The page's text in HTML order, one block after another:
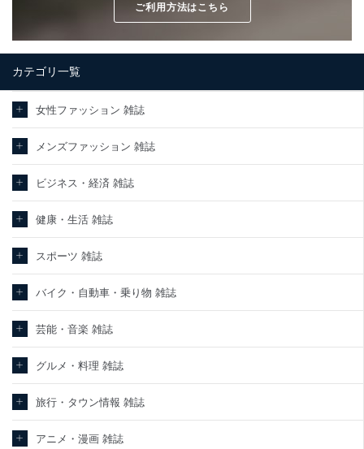
ご利用方法はこちら
カテゴリ一覧
女性ファッション 雑誌
メンズファッション 雑誌
ビジネス・経済 雑誌
健康・生活 雑誌
スポーツ 雑誌
バイク・自動車・乗り物 雑誌
芸能・音楽 雑誌
グルメ・料理 雑誌
旅行・タウン情報 雑誌
アニメ・漫画 雑誌